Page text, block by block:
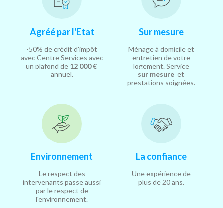
Agréé par l'Etat
-50% de crédit d'impôt
avec Centre Services avec
un plafond de 12 000 €
annuel.
Sur mesure
Ménage à domicile et
entretien de votre
logement. Service
sur mesure et
prestations soignées.
Environnement
Le respect des
intervenants passe aussi
par le respect de
l'environnement.
La confiance
Une expérience de
plus de 20 ans.